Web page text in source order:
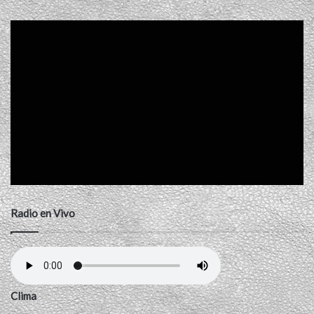
Radio en Vivo
Clima